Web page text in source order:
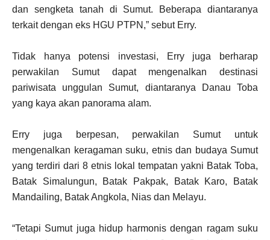
dan sengketa tanah di Sumut. Beberapa diantaranya
terkait dengan eks HGU PTPN,” sebut Erry.
Tidak hanya potensi investasi, Erry juga berharap
perwakilan Sumut dapat mengenalkan destinasi
pariwisata unggulan Sumut, diantaranya Danau Toba
yang kaya akan panorama alam.
Erry juga berpesan, perwakilan Sumut untuk
mengenalkan keragaman suku, etnis dan budaya Sumut
yang terdiri dari 8 etnis lokal tempatan yakni Batak Toba,
Batak Simalungun, Batak Pakpak, Batak Karo, Batak
Mandailing, Batak Angkola, Nias dan Melayu.
“Tetapi Sumut juga hidup harmonis dengan ragam suku